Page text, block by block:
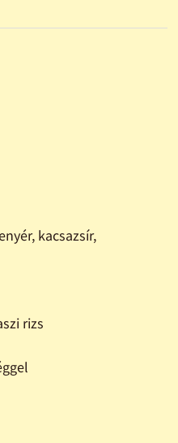
kacsazsír,
rizs